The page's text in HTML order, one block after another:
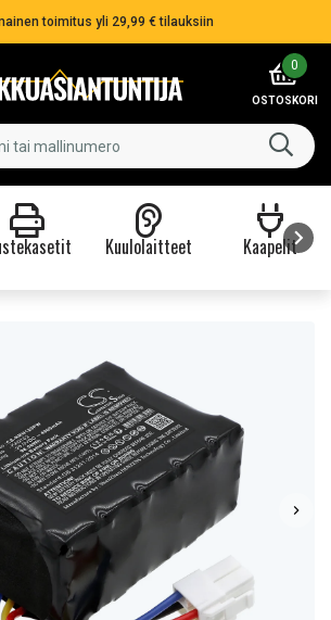
toimitus yli 29,99 € tilauksiin
0
OSTOSKORI
Kuulolaitteet Kaapelit